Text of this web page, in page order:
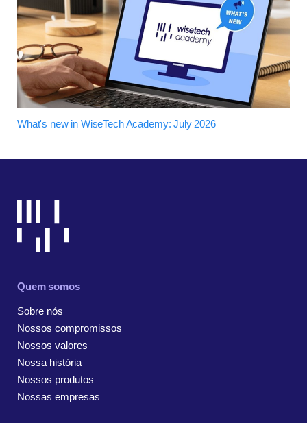
What's new in WiseTech Academy: July 2026
Quem somos
Sobre nós
Nossos compromissos
Nossos valores
Nossa história
Nossos produtos
Nossas empresas